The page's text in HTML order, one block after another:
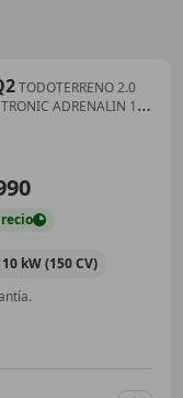
TODOTERRENO 2.0
ADRENALIN 150
kW (150 CV)